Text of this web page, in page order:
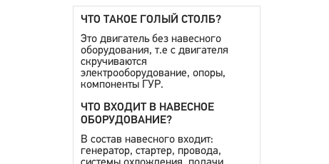
ЧТО ТАКОЕ ГОЛЫЙ СТОЛБ?
Это двигатель без навесного
оборудования, т.е с двигателя
скручиваются
электрооборудование, опоры,
компоненты ГУР.
ЧТО ВХОДИТ В НАВЕСНОЕ
ОБОРУДОВАНИЕ?
В состав навесного входит:
генератор, стартер, провода,